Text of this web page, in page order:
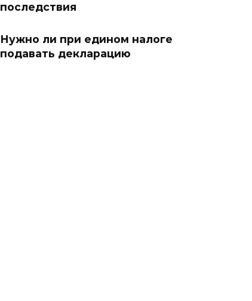
последствия
Нужно ли при едином налоге
подавать декларацию